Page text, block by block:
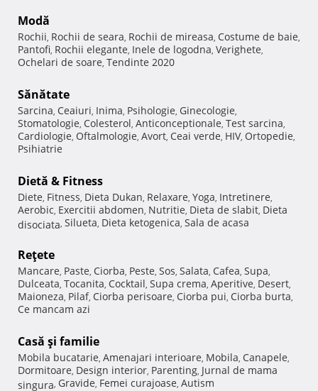
Modă
Rochii, Rochii de seara, Rochii de mireasa, Costume de baie,
Pantofi, Rochii elegante, Inele de logodna, Verighete,
Ochelari de soare, Tendinte 2020
Sănătate
Sarcina, Ceaiuri, Inima, Psihologie, Ginecologie,
Stomatologie, Colesterol, Anticonceptionale, Test sarcina,
Cardiologie, Oftalmologie, Avort, Ceai verde, HIV, Ortopedie,
Psihiatrie
Dietă & Fitness
Diete, Fitness, Dieta Dukan, Relaxare, Yoga, Intretinere,
Aerobic, Exercitii abdomen, Nutritie, Dieta de slabit, Dieta
disociata, Silueta, Dieta ketogenica, Sala de acasa
Reţete
Mancare, Paste, Ciorba, Peste, Sos, Salata, Cafea, Supa,
Dulceata, Tocanita, Cocktail, Supa crema, Aperitive, Desert,
Maioneza, Pilaf, Ciorba perisoare, Ciorba pui, Ciorba burta,
Ce mancam azi
Casă şi familie
Mobila bucatarie, Amenajari interioare, Mobila, Canapele,
Dormitoare, Design interior, Parenting, Jurnal de mama
singura, Gravide, Femei curajoase, Autism